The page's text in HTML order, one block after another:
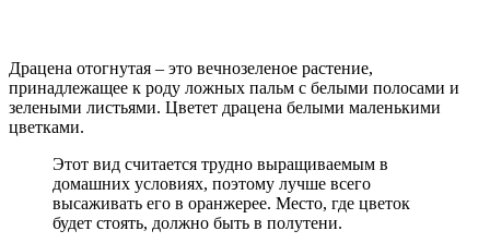
Драцена отогнутая – это вечнозеленое растение,
принадлежащее к роду ложных пальм с белыми полосами и
зелеными листьями. Цветет драцена белыми маленькими
цветками.
Этот вид считается трудно выращиваемым в
домашних условиях, поэтому лучше всего
высаживать его в оранжерее. Место, где цветок
будет стоять, должно быть в полутени.